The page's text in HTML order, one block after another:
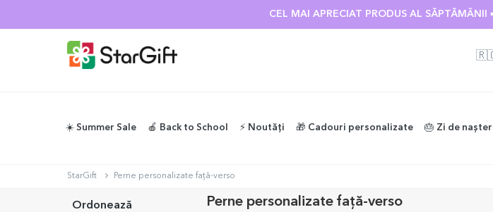
CEL MAI APRECIAT PRODUS AL
☀️ Summer Sale 🍎 Back to School ⚡️ Noutăți 🎁 Cadouri personalizate 🎂 Zi de
StarGift Perne personalizate față-verso
Ordonează Perne personalizate față-verso